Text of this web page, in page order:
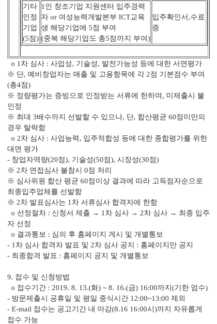
기타
인정
기업
(5점)
1인 창조기업 지원센터 입주경력
자 or 여성능력개발본부 ICT교육
생 해당기업에 5점 부여
(중복 해당기업도 총5점까지 부여)
입주확인서,수료
증
o 1차 심사 : 사업성, 기술성, 발전가능성 등에 대한 서면평가
※ 단, 예비창업자는 매출 및 고용항목에 각 2점 기본점수 부여
(총4점)
※ 정량평가는 증빙으로 인정받는 서류에 한하며, 미제출시 불
인정
※ 최대 3배수까지 선발할 수 있으나, 단, 합산평균 60점미만의
경우 탈락함
o 2차 심사 : 사업능력, 입주적합성 등에 대한 종합평가를 위한
대면 평가
- 창업자역량(20점), 기술성(50점), 시장성(30점)
※ 2차 면접심사 불참시 0점 처리
※ 심사위원 합산 평균 60점이상 결과에 따라 고득점자순으로
최종입주업체를 선발함
※ 2차 발표심사는 1차 서류심사 합격자에 한함
o 선정절차 : 신청서 제출 → 1차 심사 → 2차 심사 → 최종 입주
자 선정
o 결과통보 : 심의 후 홈페이지 게시 및 개별통보
- 1차 심사 합격자 발표 및 2차 심사 공지 : 홈페이지만 공지
- 최종합격 발표 : 홈페이지 공지 및 개별통보
9. 접수 및 신청방법
o 접수기간 : 2019. 8. 13.(화) ~ 8. 16.(금) 16:00까지(기한 엄수)
- 방문제출시 공휴일 및 평일 중식시간 12:00~13:00 제외
- E-mail 접수는 공고기간 내 마감(8.16 16:00시)까지 자유롭게
접수 가능